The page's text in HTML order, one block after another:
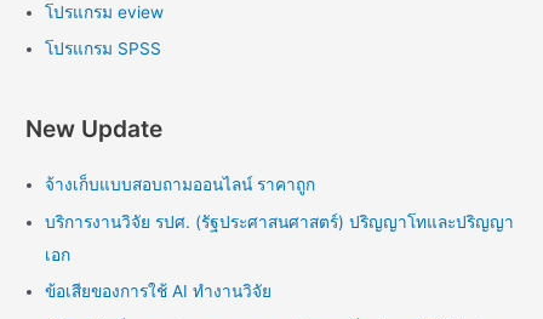
โปรแกรม eview
โปรแกรม SPSS
New Update
จ้างเก็บแบบสอบถามออนไลน์ ราคาถูก
บริการงานวิจัย รปศ. (รัฐประศาสนศาสตร์) ปริญญาโทและปริญญา
เอก
ข้อเสียของการใช้ AI ทำงานวิจัย